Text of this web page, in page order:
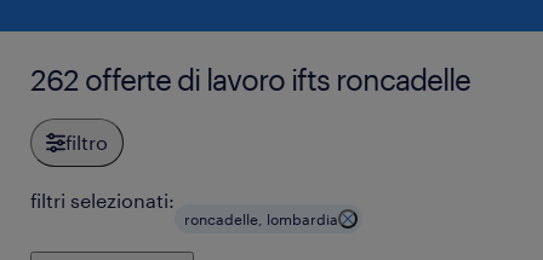
262 offerte di lavoro ifts roncadelle
filtro
filtri selezionati:
roncadelle, lombardia